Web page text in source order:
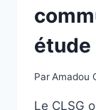
étude
ParAmadou
Le CLSG